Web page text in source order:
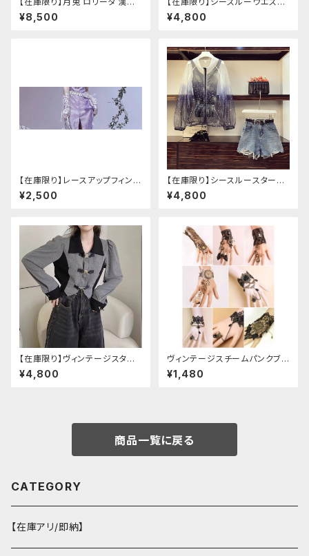
ツーピース セットアップ チャイ
ナ風 華ロリ ロリィタ 刺繍 和柄
¥8,500
ベルトワンピースセットアップ（ラ
イトピンク：Lサイズ
¥4,800
【在庫限り】レースアップフィンガ
ーレスカバー(パンクチャイナ)
¥2,500
【在庫限り】シースルースターリ
ージャケットデニムパンツセット
アップ
¥4,800
【在庫限り】ヴィンテージスタイ
ルバックルベルトシャツ
¥4,800
ヴィンテージスチームパンクブレ
スレット
¥1,480
商品一覧に戻る
CATEGORY
【在庫アリ/即納】